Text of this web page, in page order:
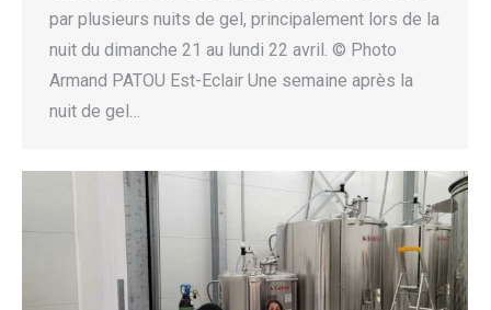
par plusieurs nuits de gel, principalement lors de la
nuit du dimanche 21 au lundi 22 avril. © Photo
Armand PATOU Est-Eclair Une semaine après la
nuit de gel…